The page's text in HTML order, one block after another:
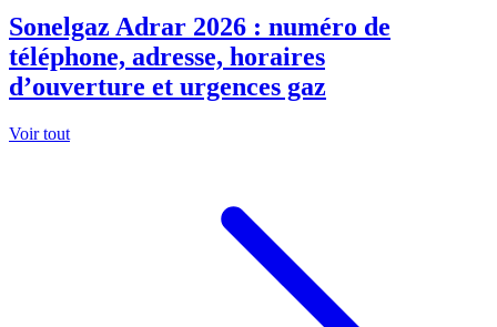
Sonelgaz Adrar 2026 : numéro de
téléphone, adresse, horaires
d’ouverture et urgences gaz
Voir tout